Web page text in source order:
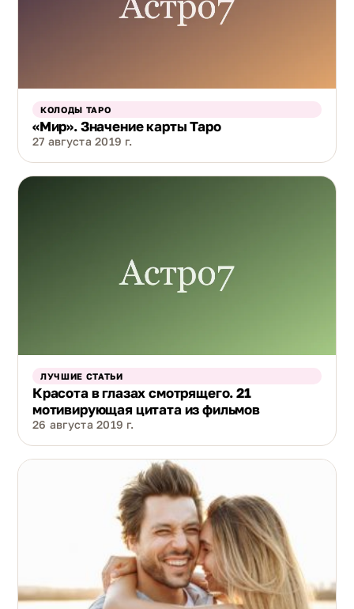
КОЛОДЫ ТАРО
«Мир». Значение карты Таро
27 августа 2019 г.
ЛУЧШИЕ СТАТЬИ
Красота в глазах смотрящего. 21
мотивирующая цитата из фильмов
26 августа 2019 г.